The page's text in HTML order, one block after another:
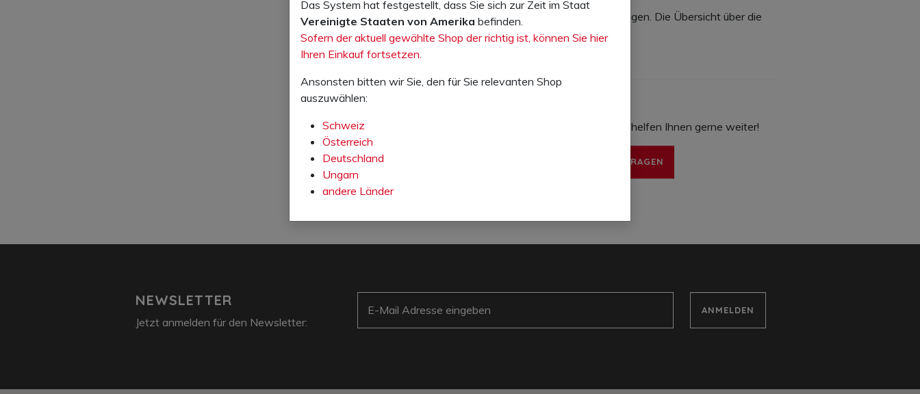
Sie können asa-control PRO nach Bedarf Zusatzmodule hinzufügen. Die Übersicht über die
Zusatzmodule finden Siehier
Sind Sie interessiert an asa-control oder haben Sie Fragen? Wir helfen Ihnen gerne weiter!
KONTAKTIEREN SIE UNS! OFFERTE ANFRAGEN
NEWSLETTER
Jetzt anmelden für den Newsletter:
ANMELDEN
Das System hat festgestellt, dass Sie sich zur Zeit im Staat
Vereinigte Staaten von Amerika befinden.
Sofern der aktuell gewählte Shop der richtig ist, können Sie hier
Ihren Einkauf fortsetzen.
Ansonsten bitten wir Sie, den für Sie relevanten Shop
auszuwählen:
Schweiz
Österreich
Deutschland
Ungarn
andere Länder